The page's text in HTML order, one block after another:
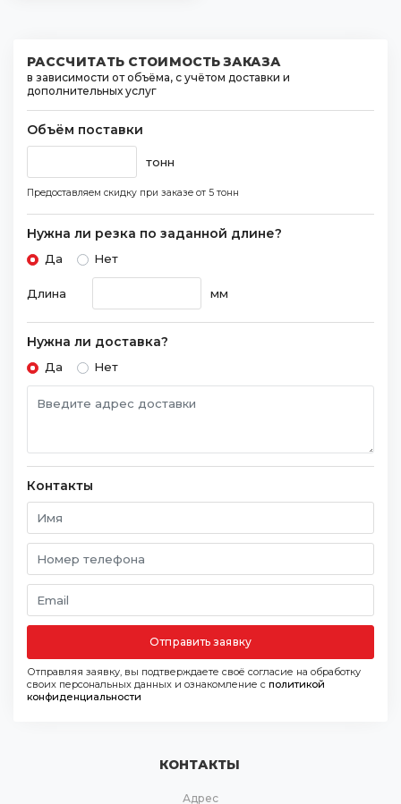
РАССЧИТАТЬ СТОИМОСТЬ ЗАКАЗА
в зависимости от объёма, с учётом доставки и
дополнительных услуг
Объём поставки
тонн
Предоставляем скидку при заказе от 5 тонн
Нужна ли резка по заданной длине?
Да Нет
Длина мм
Нужна ли доставка?
Да Нет
Контакты
Отправить заявку
Отправляя заявку, вы подтверждаете своё согласие на обработку
своих персональных данных и ознакомление с политикой
конфиденциальности
КОНТАКТЫ
Адрес